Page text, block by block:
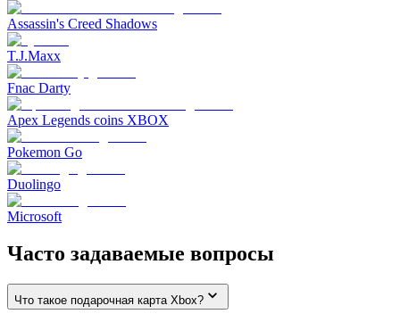
Assassin's Creed Shadows
T.J.Maxx
Fnac Darty
Apex Legends coins XBOX
Pokemon Go
Duolingo
Microsoft
Часто задаваемые вопросы
Что такое подарочная карта Xbox?